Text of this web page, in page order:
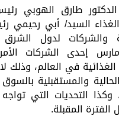
طارق الهوبي
السيد/ أبي رحيمي
والشركات لدول الشرق
إحدى الشركات
الغذائية في العالم،
والمستقبلية
وكذا التحديات التي
الفترة المقبلة.